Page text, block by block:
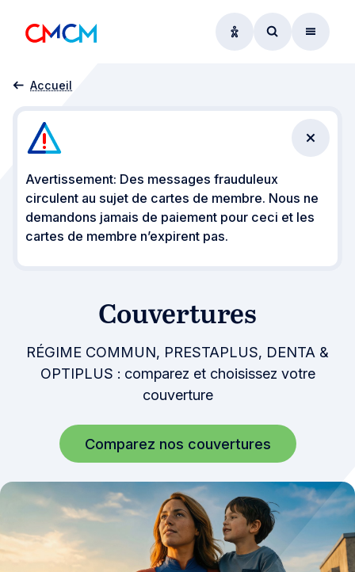
OptionsAccéder au
Menu
Accueil
Couverture
Avertissement: Des messages frauduleux
circulent au sujet de cartes de membre. Nous ne
demandons jamais de paiement pour ceci et les
cartes de membre n’expirent pas.
Couvertures
RÉGIME COMMUN, PRESTAPLUS, DENTA &
OPTIPLUS : comparez et choisissez votre
couverture
Comparez nos couvertures